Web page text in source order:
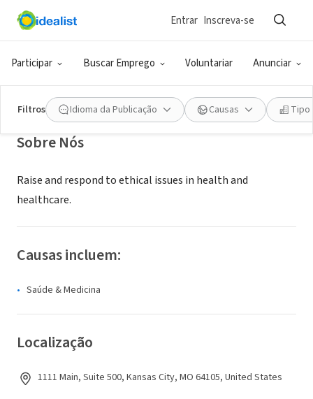
Participar Buscar Emprego Voluntariar Anunciar
Entrar Inscreva-se
Filtros Idioma da Publicação Causas Tipo
ONG (SETOR SOCIAL)
tranformingeolcare
Sobre Nós
Raise and respond to ethical issues in health and
healthcare.
Causas incluem:
Saúde & Medicina
Localização
1111 Main, Suite 500, Kansas City, MO 64105, United States